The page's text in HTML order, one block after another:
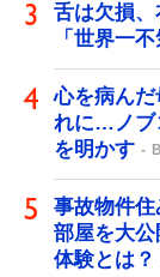
舌は欠損
「世界一
心を病ん
れに…ノブ
を明かす
事故物件
部屋を大
体験とは？